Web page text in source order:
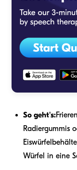
So geht's:
Radiergummis
Würfel in eine